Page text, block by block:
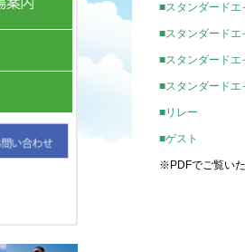
■スタンダード
■スタンダード
■スタンダード
■スタンダード
■リレー
■ゲスト
※PDFでご覧い